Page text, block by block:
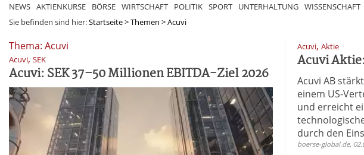
NEWS AKTIENKURSE BÖRSE WIRTSCHAFT POLITIK SPORT UNTERHALTUNG WISSENSCHAFT
Sie befinden sind hier:Startseite>Themen >Acuvi
Thema: Acuvi
Acuvi, SEK
Acuvi: SEK 37–50 Millionen EBITDA-Ziel 2026
Acuvi, Aktie
Acuvi
Acuvi AB
einem US-
und erreicht
durch den
boerse-global.de,